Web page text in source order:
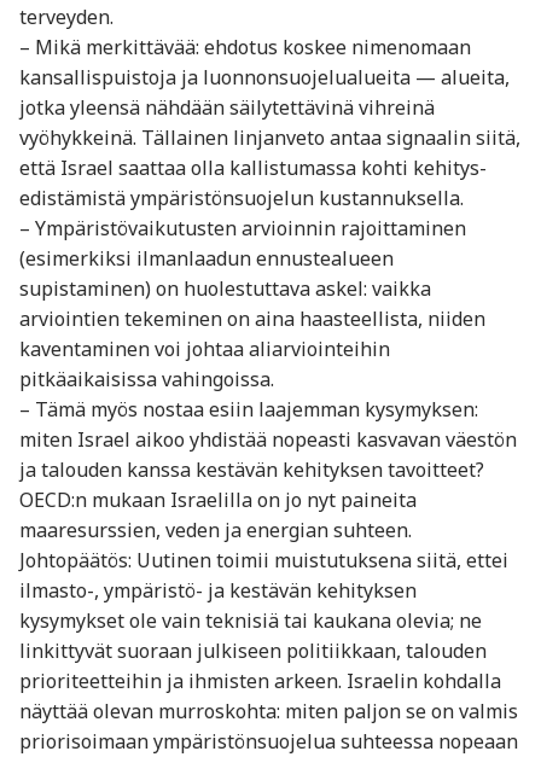
terveyden.
– Mikä merkittävää: ehdotus koskee nimenomaan
kansallispuistoja ja luonnonsuojelualueita — alueita,
jotka yleensä nähdään säilytettävinä vihreinä
vyöhykkeinä. Tällainen linjanveto antaa signaalin siitä,
että Israel saattaa olla kallistumassa kohti kehitys­
edistämistä ympäristönsuojelun kustannuksella.
– Ympäristövaikutusten arvioinnin rajoittaminen
(esimerkiksi ilmanlaadun ennustealueen
supistaminen) on huolestuttava askel: vaikka
arviointien tekeminen on aina haasteellista, niiden
kaventaminen voi johtaa aliarviointeihin
pitkäaikaisissa vahingoissa.
– Tämä myös nostaa esiin laajemman kysymyksen:
miten Israel aikoo yhdistää nopeasti kasvavan väestön
ja talouden kanssa kestävän kehityksen tavoitteet?
OECD:n mukaan Israelilla on jo nyt paineita
maaresurssien, veden ja energian suhteen.
Johtopäätös: Uutinen toimii muistutuksena siitä, ettei
ilmasto-, ympäristö- ja kestävän kehityksen
kysymykset ole vain teknisiä tai kaukana olevia; ne
linkittyvät suoraan julkiseen politiikkaan, talouden
prioriteetteihin ja ihmisten arkeen. Israelin kohdalla
näyttää olevan murroskohta: miten paljon se on valmis
priorisoimaan ympäristönsuojelua suhteessa nopeaan